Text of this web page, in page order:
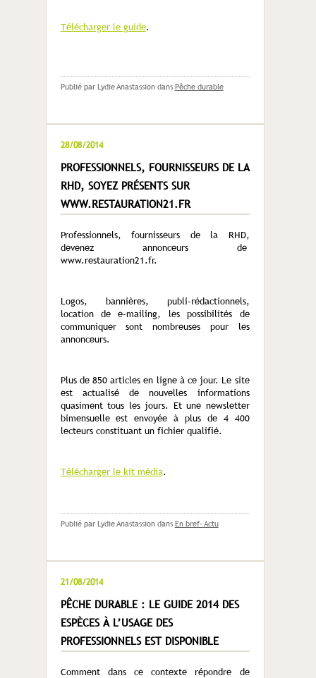
Télécharger le guide.
Publié par Lydie Anastassion dans Pêche durable
28/08/2014
PROFESSIONNELS, FOURNISSEURS DE LA
RHD, SOYEZ PRÉSENTS SUR
WWW.RESTAURATION21.FR
Professionnels, fournisseurs de la RHD,
devenez annonceurs de
www.restauration21.fr.
Logos, bannières, publi-rédactionnels,
location de e-mailing, les possibilités de
communiquer sont nombreuses pour les
annonceurs.
Plus de 850 articles en ligne à ce jour. Le site
est actualisé de nouvelles informations
quasiment tous les jours. Et une newsletter
bimensuelle est envoyée à plus de 4 400
lecteurs constituant un fichier qualifié.
Télécharger le kit média.
Publié par Lydie Anastassion dans En bref- Actu
21/08/2014
PÊCHE DURABLE : LE GUIDE 2014 DES
ESPÈCES À L’USAGE DES
PROFESSIONNELS EST DISPONIBLE
Comment dans ce contexte répondre de